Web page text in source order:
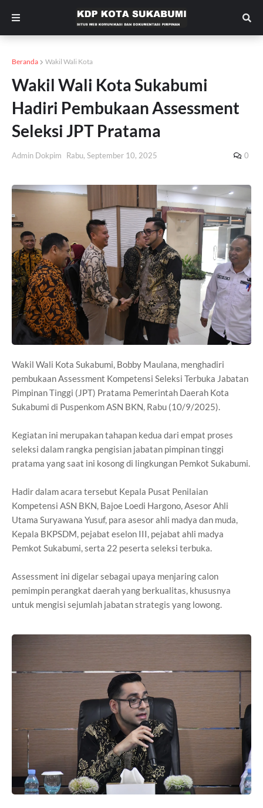
Beranda Wakil Wali Kota
Wakil Wali Kota Sukabumi
Hadiri Pembukaan Assessment
Seleksi JPT Pratama
Admin Dokpim Rabu, September 10, 2025 0
Wakil Wali Kota Sukabumi, Bobby Maulana, menghadiri
pembukaan Assessment Kompetensi Seleksi Terbuka Jabatan
Pimpinan Tinggi (JPT) Pratama Pemerintah Daerah Kota
Sukabumi di Puspenkom ASN BKN, Rabu (10/9/2025).
Kegiatan ini merupakan tahapan kedua dari empat proses
seleksi dalam rangka pengisian jabatan pimpinan tinggi
pratama yang saat ini kosong di lingkungan Pemkot Sukabumi.
Hadir dalam acara tersebut Kepala Pusat Penilaian
Kompetensi ASN BKN, Bajoe Loedi Hargono, Asesor Ahli
Utama Suryawana Yusuf, para asesor ahli madya dan muda,
Kepala BKPSDM, pejabat eselon III, pejabat ahli madya
Pemkot Sukabumi, serta 22 peserta seleksi terbuka.
Assessment ini digelar sebagai upaya menjaring calon
pemimpin perangkat daerah yang berkualitas, khususnya
untuk mengisi sejumlah jabatan strategis yang lowong.